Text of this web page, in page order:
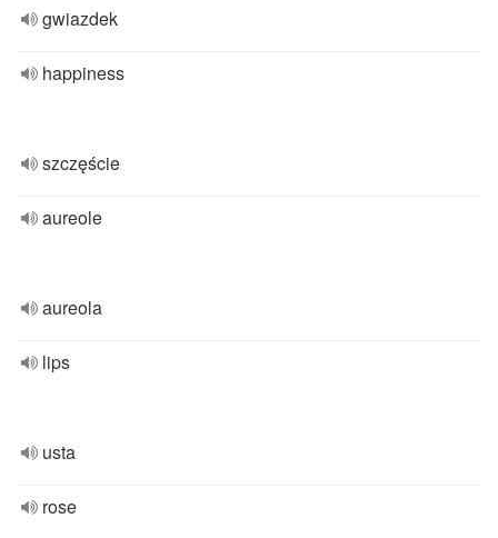
gwiazdek
happiness
szczęście
aureole
aureola
lips
usta
rose